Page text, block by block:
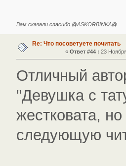
Вам сказали спасибо @ASKORBINKA@
Re: Что посоветуете почитать
« Ответ #44 : 23
Отличный
"Девушка с
жестковата,
следующую